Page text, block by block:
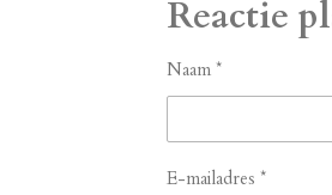
Reactie
Naam *
E-mailadres *